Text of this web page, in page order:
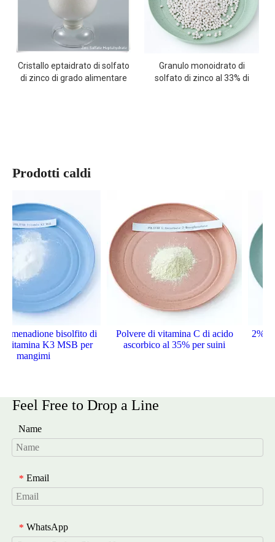
Cristallo eptaidrato di solfato
di zinco di grado alimentare
Granulo monoidrato di
solfato di zinco al 33% di
Prodotti caldi
menadione bisolfito di
vitamina K3 MSB per
mangimi
Polvere di vitamina C di acido
ascorbico al 35% per suini
2%
Feel Free to Drop a Line
Name
* Email
* WhatsApp